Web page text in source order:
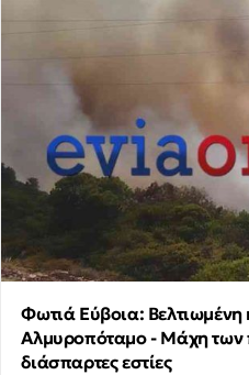
Φωτιά Εύβοια: Βελτιωμένη
Αλμυροπόταμο - Μάχη των
διάσπαρτες εστίες